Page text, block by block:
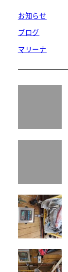
お知らせ
ブログ
マリーナ